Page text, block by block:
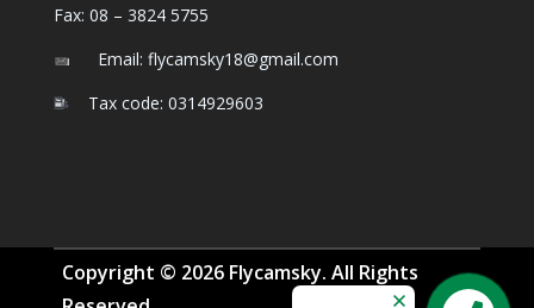
Fax: 08 – 3824 5755
Email: flycamsky18@gmail.com
Tax code: 0314929603
Copyright © 2026 Flycamsky. All Rights